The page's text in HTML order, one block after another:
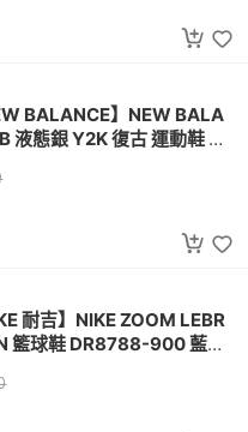
BALANCE】NEW BALA
液態銀 Y2K 復古 運動鞋 男
耐吉】NIKE ZOOM LEBR
籃球鞋 DR8788-900 藍橘